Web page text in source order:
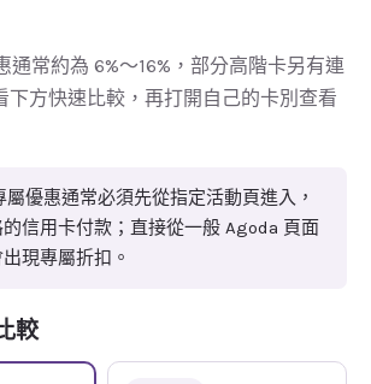
通常約為 6%～16%，部分高階卡另有連
下方快速比較，再打開自己的卡別查看
優惠通常必須先從指定活動頁進入，
信用卡付款；直接從一般 Agoda 頁面
現專屬折扣。
較